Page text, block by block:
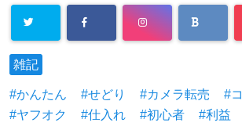
雑記
かんたん せどり カメラ転売
ヤフオク
仕入れ 初心者 利益